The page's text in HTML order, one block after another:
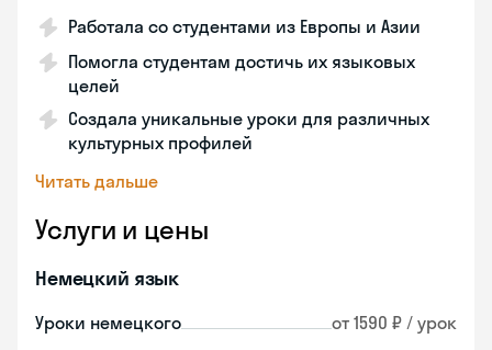
Работала со студентами из Европы и Азии
Помогла студентам достичь их языковых
целей
Создала уникальные уроки для различных
культурных профилей
Читать дальше
Услуги и цены
Немецкий язык
Уроки немецкого от 1590 ₽ / урок